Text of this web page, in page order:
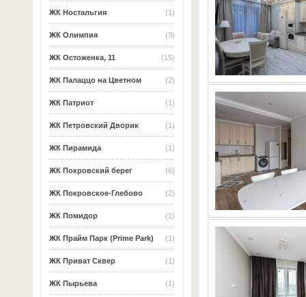
(1)
ЖК Ностальгия
(3)
ЖК Олимпия
(15)
ЖК Остоженка, 11
(2)
ЖК Палаццо на Цветном
(1)
ЖК Патриот
(1)
ЖК Петровский Дворик
(1)
ЖК Пирамида
(6)
ЖК Покровский берег
(2)
ЖК Покровское-Глебово
(1)
ЖК Помидор
(1)
ЖК Прайм Парк (Prime Park)
(1)
ЖК Приват Сквер
(1)
ЖК Пырьева